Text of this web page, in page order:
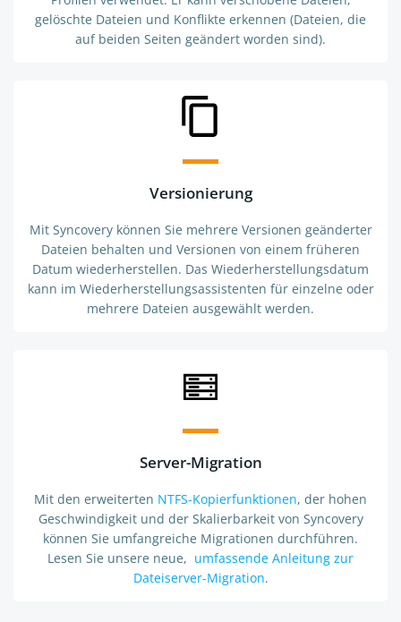
gelöschte Dateien und Konflikte erkennen (Dateien, die
auf beiden Seiten geändert worden sind).
Versionierung
Mit Syncovery können Sie mehrere Versionen geänderter
Dateien behalten und Versionen von einem früheren
Datum wiederherstellen. Das Wiederherstellungsdatum
kann im Wiederherstellungsassistenten für einzelne oder
mehrere Dateien ausgewählt werden.
Server-Migration
Mit den erweiterten NTFS-Kopierfunktionen, der hohen
Geschwindigkeit und der Skalierbarkeit von Syncovery
können Sie umfangreiche Migrationen durchführen.
Lesen Sie unsere neue, umfassende Anleitung zur
Dateiserver-Migration.